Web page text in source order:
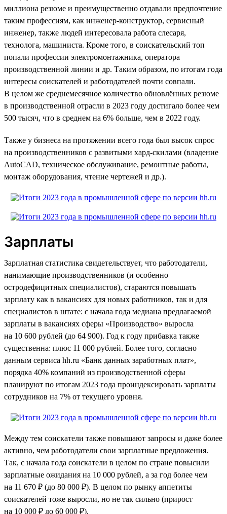
миллиона резюме и преимущественно отдавали предпочтение
таким профессиям, как инженер-конструктор, сервисный
инженер, также людей интересовала работа слесаря,
технолога, машиниста. Кроме того, в соискательский топ
попали профессии электромонтажника, оператора
производственной линии и др. Таким образом, по итогам года
интересы соискателей и работодателей почти совпали.
В целом же среднемесячное количество обновлённых резюме
в производственной отрасли в 2023 году достигало более чем
500 тысяч, что в среднем на 6% больше, чем в 2022 году.
Также у бизнеса на протяжении всего года был высок спрос
на производственников с развитыми хард-скилами (владение
AutoCAD, техническое обслуживание, ремонтные работы,
монтаж оборудования, чтение чертежей и др.).
Зарплаты
Зарплатная статистика свидетельствует, что работодатели,
нанимающие производственников (и особенно
остродефицитных специалистов), стараются повышать
зарплату как в вакансиях для новых работников, так и для
специалистов в штате: с начала года медиана предлагаемой
зарплаты в вакансиях сферы «Производство» выросла
на 10 600 рублей (до 64 900). Год к году прибавка также
существенна: плюс 11 000 рублей. Более того, согласно
данным сервиса hh.ru «Банк данных заработных плат»,
порядка 40% компаний из производственной сферы
планируют по итогам 2023 года проиндексировать зарплаты
сотрудников на 7% от текущего уровня.
Между тем соискатели также повышают запросы и даже более
активно, чем работодатели свои зарплатные предложения.
Так, с начала года соискатели в целом по стране повысили
зарплатные ожидания на 10 000 рублей, а за год более чем
на 11 670 ₽ (до 80 000 ₽). В целом по рынку аппетиты
соискателей тоже выросли, но не так сильно (прирост
на 10 000 ₽ до 60 000 ₽).